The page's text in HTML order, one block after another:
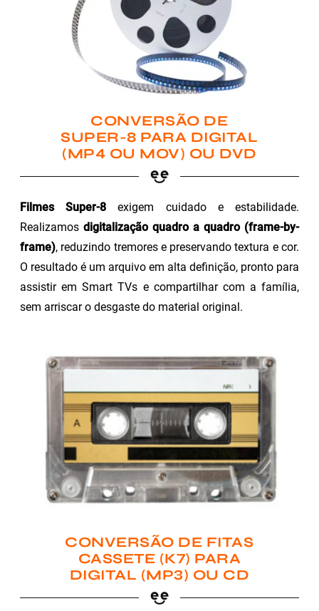
CONVERSÃO DE
SUPER-8 PARA DIGITAL
(MP4 OU MOV) OU DVD
Filmes Super-8 exigem cuidado e estabilidade.
Realizamos digitalização quadro a quadro (frame-by-
frame), reduzindo tremores e preservando textura e cor.
O resultado é um arquivo em alta definição, pronto para
assistir em Smart TVs e compartilhar com a família,
sem arriscar o desgaste do material original.
CONVERSÃO DE FITAS
CASSETE (K7) PARA
DIGITAL (MP3) OU CD